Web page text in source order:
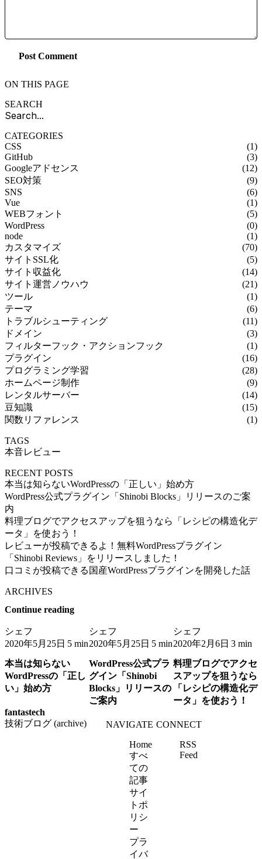
Post Comment
ON THIS PAGE
SEARCH
CATEGORIES
CSS
(1)
GitHub
(3)
Googleアドセンス
(12)
SEO対策
(9)
SNS
(6)
Vue
(1)
WEBフォント
(5)
WordPress
(0)
node
(1)
カスタマイズ
(70)
サイトSSL化
(5)
サイト収益化
(14)
サイト運営ノウハウ
(21)
ツール
(1)
テーマ
(6)
トラブルシューティング
(11)
ドメイン
(3)
フィルターフック・アクションフック
(1)
プラグイン
(16)
プログラミング学習
(28)
ホームページ制作
(9)
レンタルサーバー
(14)
豆知識
(15)
関数リファレンス
(1)
TAGS
本音レビュー
RECENT POSTS
本当は知らないWordPressの「正しい」始め方
WordPress公式プラグイン「Shinobi Blocks」リリースのご案
内
料理ブログでアクセスアップを狙うなら「レシピの構造化デ
ータ」を使おう！
レビューが投稿できるよ！無料WordPressプラグイン
「Shinobi Reviews」をリリースしました！
口コミが投稿できる国産WordPressプラグインを開発した話
ARCHIVES
Continue reading
シェフ
2020年5月25日 5 min
本当は知らない
WordPressの「正し
い」始め方
シェフ
2020年5月25日 5 min
WordPress公式プラ
グイン「Shinobi
Blocks」リリースの
ご案内
シェフ
2020年2月6日 3 min
料理ブログでアクセ
スアップを狙うなら
「レシピの構造化デ
ータ」を使おう！
fantastech
技術ブログ (archive)
NAVIGATE
Home
すべ
ての
記事
サイ
トポ
リシ
ー
プラ
イバ
CONNECT
RSS
Feed